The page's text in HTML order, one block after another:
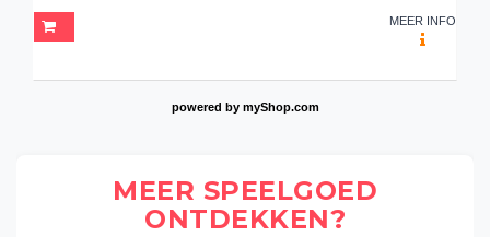
MEER INFO
powered by myShop.com
MEER SPEELGOED
ONTDEKKEN?